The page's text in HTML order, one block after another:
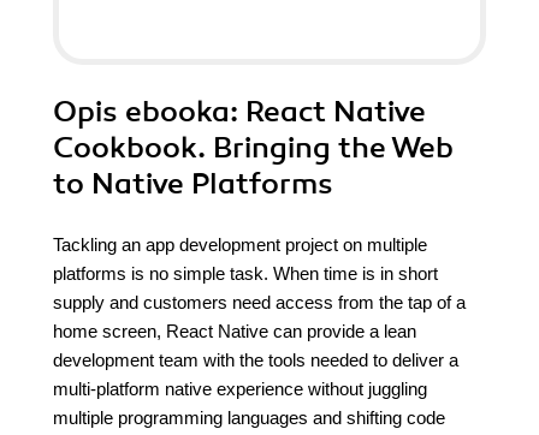
Opis ebooka: React Native
Cookbook. Bringing the Web
to Native Platforms
Tackling an app development project on multiple
platforms is no simple task. When time is in short
supply and customers need access from the tap of a
home screen, React Native can provide a lean
development team with the tools needed to deliver a
multi-platform native experience without juggling
multiple programming languages and shifting code